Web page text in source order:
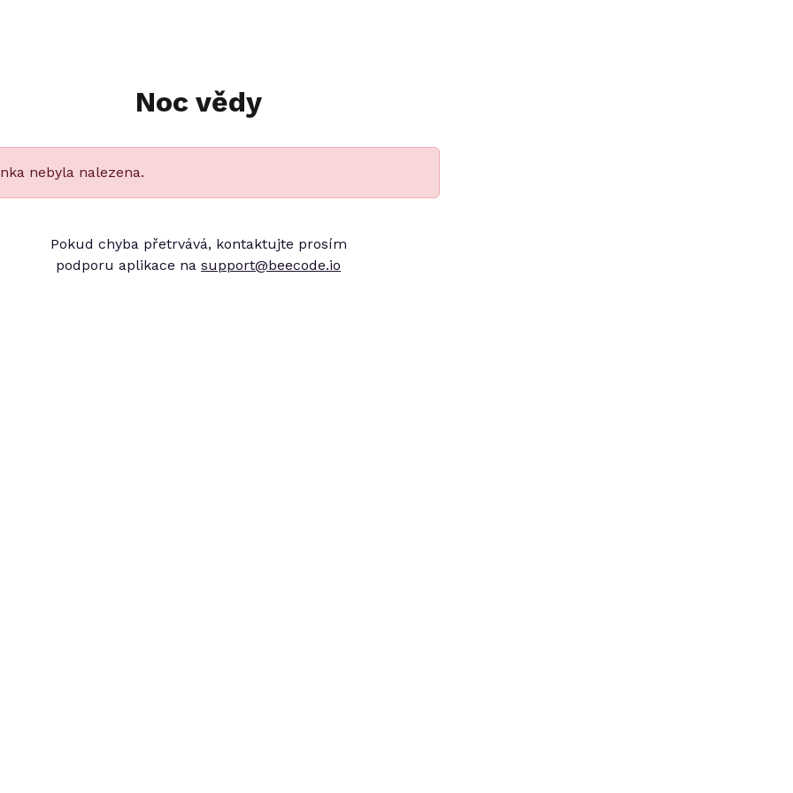
Noc vědy
nebyla nalezena.
Pokud chyba přetrvává, kontaktujte prosím
podporu aplikace na support@beecode.io